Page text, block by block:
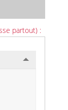
partout) :